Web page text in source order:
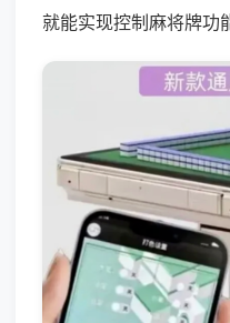
就能实现控制麻将牌功